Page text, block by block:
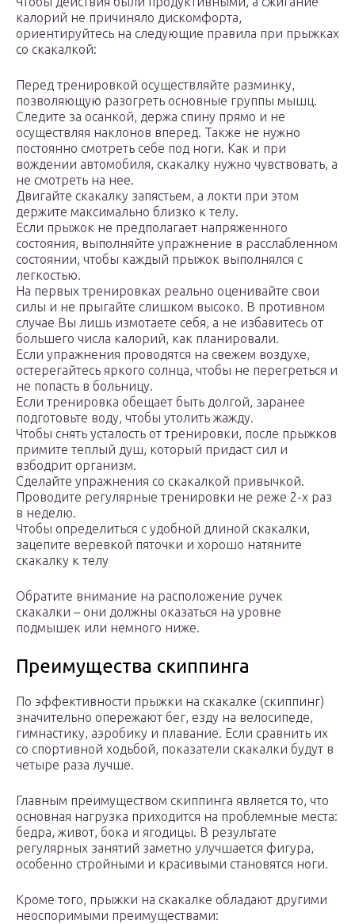
калорий не причиняло дискомфорта,
ориентируйтесь на следующие правила при прыжках
со скакалкой:
Перед тренировкой осуществляйте разминку,
позволяющую разогреть основные группы мышц.
Следите за осанкой, держа спину прямо и не
осуществляя наклонов вперед. Также не нужно
постоянно смотреть себе под ноги. Как и при
вождении автомобиля, скакалку нужно чувствовать, а
не смотреть на нее.
Двигайте скакалку запястьем, а локти при этом
держите максимально близко к телу.
Если прыжок не предполагает напряженного
состояния, выполняйте упражнение в расслабленном
состоянии, чтобы каждый прыжок выполнялся с
легкостью.
На первых тренировках реально оценивайте свои
силы и не прыгайте слишком высоко. В противном
случае Вы лишь измотаете себя, а не избавитесь от
большего числа калорий, как планировали.
Если упражнения проводятся на свежем воздухе,
остерегайтесь яркого солнца, чтобы не перегреться и
не попасть в больницу.
Если тренировка обещает быть долгой, заранее
подготовьте воду, чтобы утолить жажду.
Чтобы снять усталость от тренировки, после прыжков
примите теплый душ, который придаст сил и
взбодрит организм.
Сделайте упражнения со скакалкой привычкой.
Проводите регулярные тренировки не реже 2-х раз
в неделю.
Чтобы определиться с удобной длиной скакалки,
зацепите веревкой пяточки и хорошо натяните
скакалку к телу
Обратите внимание на расположение ручек
скакалки – они должны оказаться на уровне
подмышек или немного ниже.
Преимущества скиппинга
По эффективности прыжки на скакалке (скиппинг)
значительно опережают бег, езду на велосипеде,
гимнастику, аэробику и плавание. Если сравнить их
со спортивной ходьбой, показатели скакалки будут в
четыре раза лучше.
Главным преимуществом скиппинга является то, что
основная нагрузка приходится на проблемные места:
бедра, живот, бока и ягодицы. В результате
регулярных занятий заметно улучшается фигура,
особенно стройными и красивыми становятся ноги.
Кроме того, прыжки на скакалке обладают другими
неоспоримыми преимуществами: